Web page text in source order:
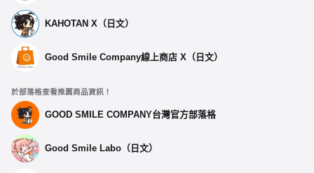
KAHOTAN X（日文）
Good Smile Company線上商店 X（日文）
於部落格查看推薦商品資訊！
GOOD SMILE COMPANY台灣官方部落格
Good Smile Labo（日文）